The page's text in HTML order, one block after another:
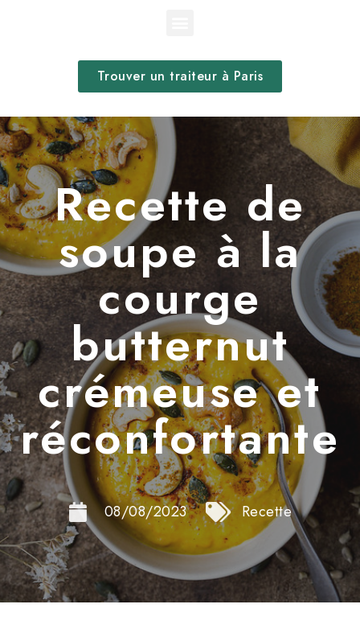
Trouver un traiteur à Paris
Recette de
soupe à la
courge
butternut
crémeuse et
réconfortante
08/08/2023 Recette